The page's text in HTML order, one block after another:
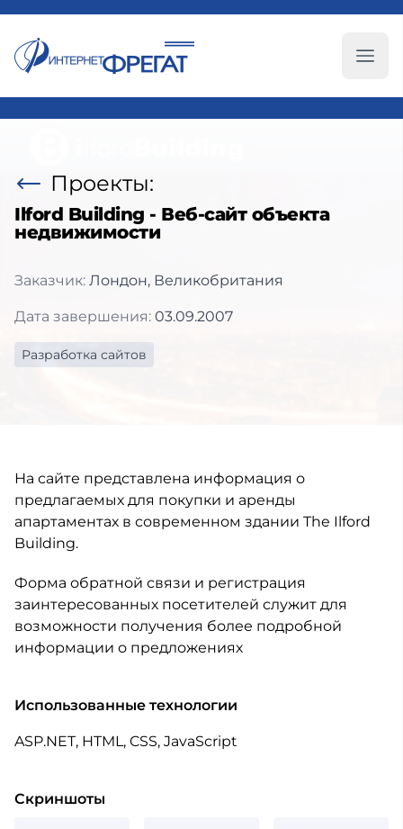
Проекты:
Ilford Building - Веб-сайт объекта
недвижимости
Заказчик: Лондон, Великобритания
Дата завершения: 03.09.2007
Разработка сайтов
На сайте представлена информация о
предлагаемых для покупки и аренды
апартаментах в современном здании The Ilford
Building.
Форма обратной связи и регистрация
заинтересованных посетителей служит для
возможности получения более подробной
информации о предложениях
Использованные технологии
ASP.NET, HTML, CSS, JavaScript
Скриншоты